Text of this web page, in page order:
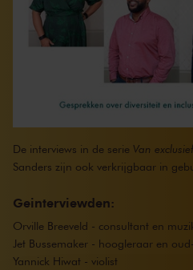
De interviews in de serie Van
Sanders zijn ook verkrijgbaar in
Geinterviewden:
Orville Breeveld - consultant en
Jet Bussemaker - hoogleraar en
Yannick Hiwat - violist